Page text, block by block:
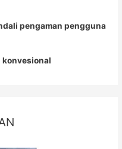
pengaman pengguna
konvesional